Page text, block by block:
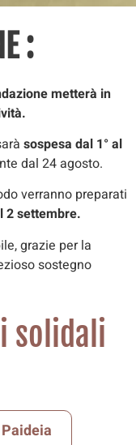
:
metterà in
sospesa dal 1° al
dal 24 agosto.
verranno preparati
2 settembre.
grazie per la
sostegno
solidali